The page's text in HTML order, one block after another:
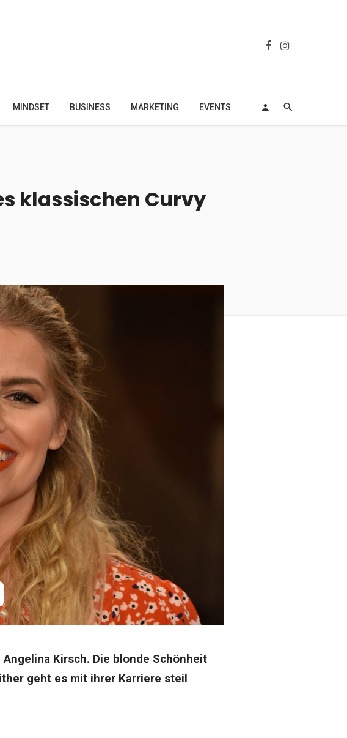
MINDSET BUSINESS MARKETING EVENTS
klassischen Curvy
Kirsch. Die blonde Schönheit
geht es mit ihrer Karriere steil